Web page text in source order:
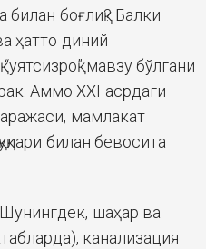
боғлиқ? Балки
ҳатто диний
мавзу бўлгани
Аммо XXI асрдаги
мамлакат
билан бевосита
шаҳар ва
канализация